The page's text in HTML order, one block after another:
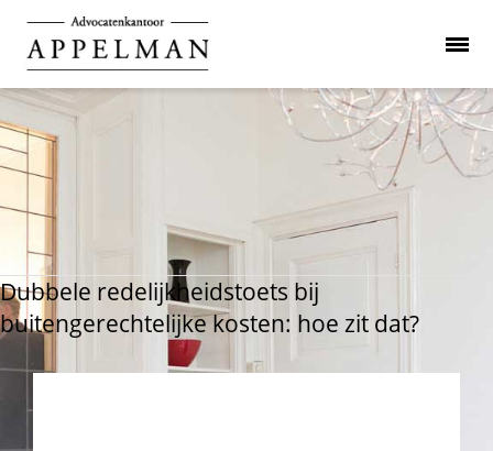
Dubbele redelijkheidstoets bij
buitengerechtelijke kosten: hoe zit dat?